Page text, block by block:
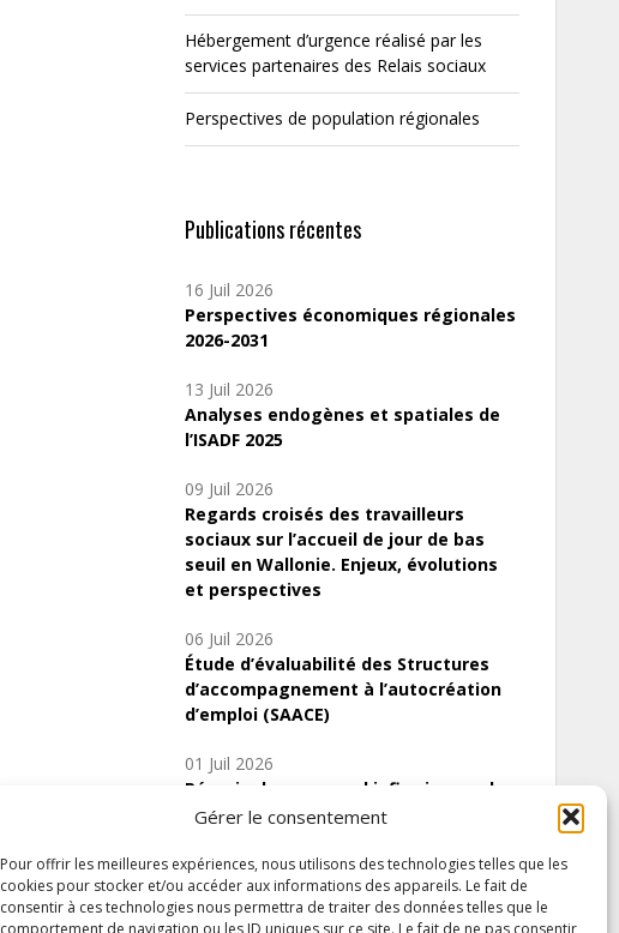
Gérer le consentement
Pour offrir les meilleures expériences, nous utilisons des technologies telles que les
cookies pour stocker et/ou accéder aux informations des appareils. Le fait de
consentir à ces technologies nous permettra de traiter des données telles que le
comportement de navigation ou les ID uniques sur ce site. Le fait de ne pas consentir
Hébergement d’urgence réalisé par les
services partenaires des Relais sociaux
Perspectives de population régionales
Publications récentes
16 Juil 2026
Perspectives économiques régionales
2026-2031
13 Juil 2026
Analyses endogènes et spatiales de
l’ISADF 2025
09 Juil 2026
Regards croisés des travailleurs
sociaux sur l’accueil de jour de bas
seuil en Wallonie. Enjeux, évolutions
et perspectives
06 Juil 2026
Étude d’évaluabilité des Structures
d’accompagnement à l’autocréation
d’emploi (SAACE)
01 Juil 2026
Pénurie du personnel infirmier :quels
indicateurs d’offre de soins pour